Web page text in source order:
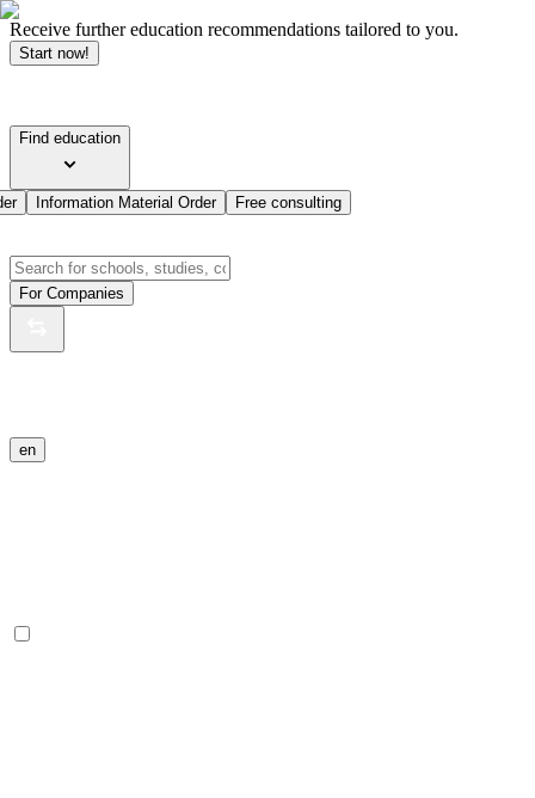
Receive further education recommendations tailored to you.
Start now!
Find education
Information Material Order Free consulting
For Companies
en